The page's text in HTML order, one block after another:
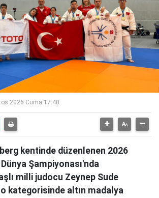
2026 Cuma 17:40
kentinde düzenlenen 2026
Şampiyonası'nda
milli judocu Zeynep Sude
kategorisinde altın madalya